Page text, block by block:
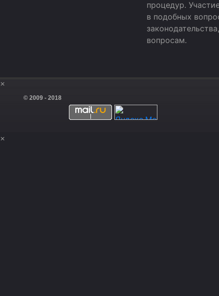
процедур.
в подобных
вопросам.
×
© 2009 - 2018
×